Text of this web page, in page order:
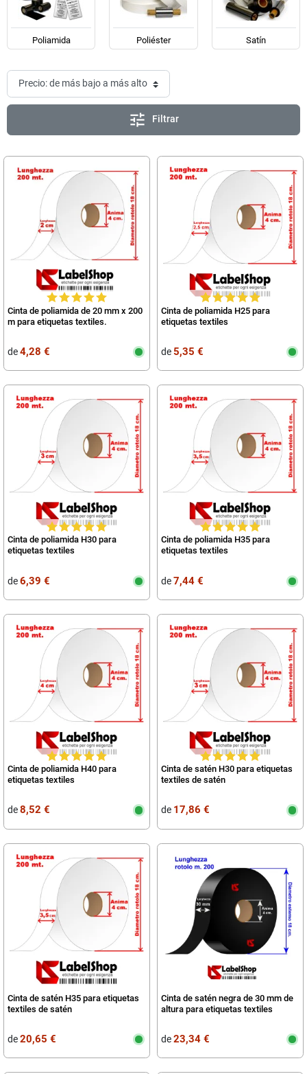
Poliamida Poliéster Satín
tune Filtrar
Cinta de poliamida de 20 mm x 200
m para etiquetas textiles.
de4,28 €
Cinta de poliamida H25 para
etiquetas textiles
de5,35 €
Cinta de poliamida H30 para
etiquetas textiles
de6,39 €
Cinta de poliamida H35 para
etiquetas textiles
de7,44 €
Cinta de poliamida H40 para
etiquetas textiles
de8,52 €
Cinta de satén H30 para etiquetas
textiles de satén
de 17,86 €
Cinta de satén H35 para etiquetas
textiles de satén
de20,65 €
Cinta de satén negra de 30 mm de
altura para etiquetas textiles
de23,34 €